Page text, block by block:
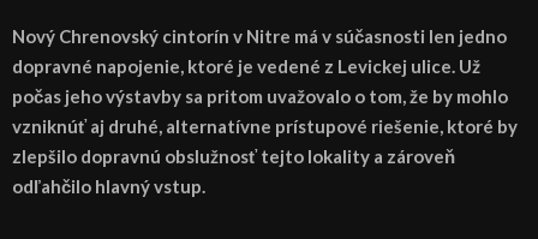
Nový Chrenovský cintorín v Nitre má v súčasnosti len jedno
dopravné napojenie, ktoré je vedené z Levickej ulice. Už
počas jeho výstavby sa pritom uvažovalo o tom, že by mohlo
vzniknúť aj druhé, alternatívne prístupové riešenie, ktoré by
zlepšilo dopravnú obslužnosť tejto lokality a zároveň
odľahčilo hlavný vstup.